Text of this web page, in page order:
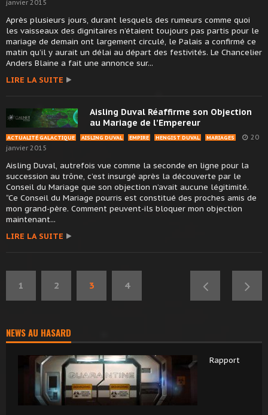
janvier 2015
Après plusieurs jours, durant lesquels des rumeurs comme quoi
les vaisseaux des dignitaires n’étaient toujours pas partis pour le
mariage de demain ont largement circulé, le Palais a confirmé ce
matin qu’il y aurait un délai au départ des festivités. Le Chancelier
Anders Blaine a fait une annonce sur...
LIRE LA SUITE
Aisling Duval Réaffirme son Objection
au Mariage de l’Empereur
ACTUALITÉ GALACTIQUE AISLING DUVAL EMPIRE HENGIST DUVAL MARIAGES
20
janvier 2015
Aisling Duval, autrefois vue comme la seconde en ligne pour la
succession au trône, c’est insurgé après la découverte par le
Conseil du Mariage que son objection n’avait aucune légitimité.
“Ce Conseil du Mariage pourris est constitué des proches amis de
mon grand-père. Comment peuvent-ils bloquer mon objection
maintenant...
LIRE LA SUITE
1 2 3 4
NEWS AU HASARD
Rapport